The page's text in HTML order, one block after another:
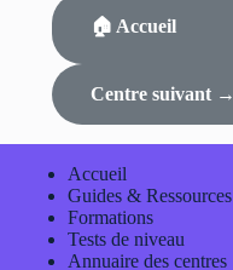
🏠 Accueil
Centre suivant →
Accueil
Guides & Ressources
Formations
Tests de niveau
Annuaire des centres